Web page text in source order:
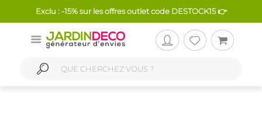
Exclu : -15% sur les offres outlet code DESTOCK15 👉